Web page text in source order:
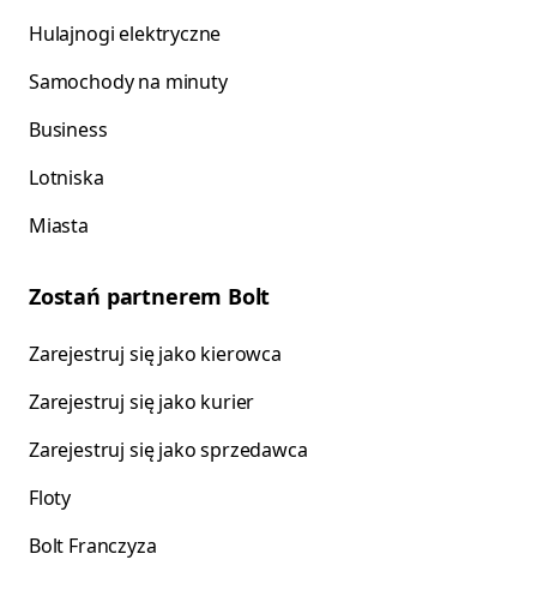
Hulajnogi elektryczne
Samochody na minuty
Business
Lotniska
Miasta
Zostań partnerem Bolt
Zarejestruj się jako kierowca
Zarejestruj się jako kurier
Zarejestruj się jako sprzedawca
Floty
Bolt Franczyza